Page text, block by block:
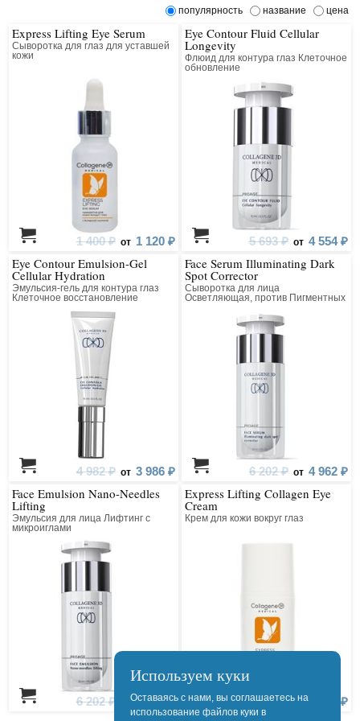
популярность название цена
Express Lifting Eye Serum
Сыворотка для глаз для уставшей
кожи
1 400 ₽ от 1 120 ₽
Eye Contour Fluid Cellular
Longevity
Флюид для контура глаз Клеточное
обновление
5 693 ₽ от 4 554 ₽
Eye Contour Emulsion-Gel
Cellular Hydration
Эмульсия-гель для контура глаз
Клеточное восстановление
4 982 ₽ от 3 986 ₽
Face Serum Illuminating Dark
Spot Corrector
Сыворотка для лица
Осветляющая, против Пигментных
6 202 ₽ от 4 962 ₽
Face Emulsion Nano-Needles
Lifting
Эмульсия для лица Лифтинг с
микроиглами
6 202 ₽ 4 962 ₽
Express Lifting Collagen Eye
Cream
Крем для кожи вокруг глаз
1 700 ₽ от 1 360 ₽
Используем куки
Оставаясь с нами, вы соглашаетесь на
использование файлов куки в